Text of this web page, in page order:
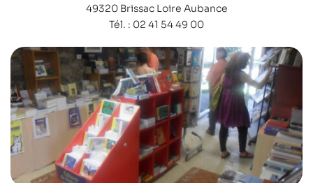
49320 Brissac Loire Aubance
Tél. : 02 41 54 49 00